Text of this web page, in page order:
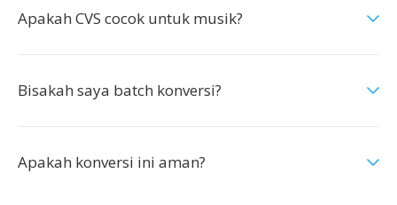
Apakah CVS cocok untuk musik?
Bisakah saya batch konversi?
Apakah konversi ini aman?